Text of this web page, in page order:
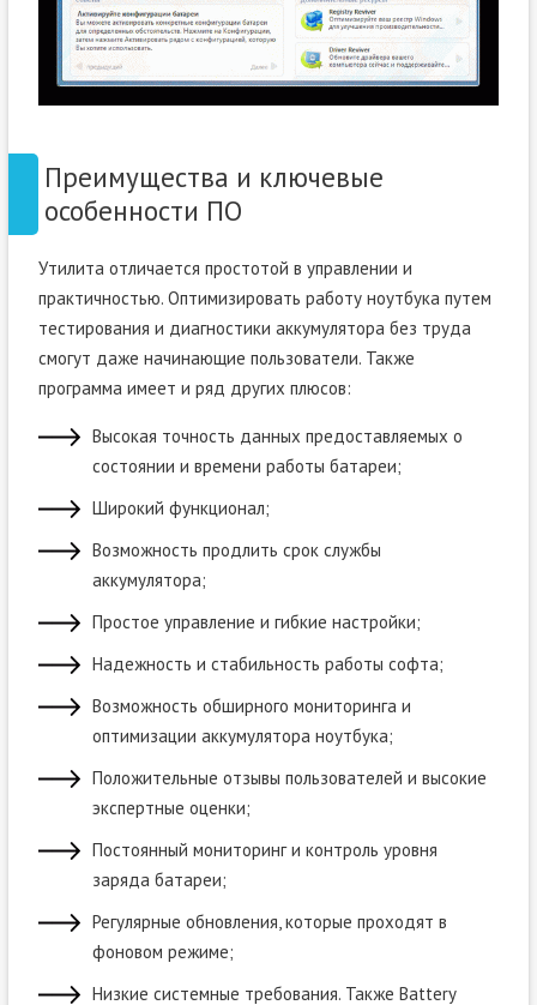
Преимущества и ключевые
особенности ПО
Утилита отличается простотой в управлении и
практичностью. Оптимизировать работу ноутбука путем
тестирования и диагностики аккумулятора без труда
смогут даже начинающие пользователи. Также
программа имеет и ряд других плюсов:
Высокая точность данных предоставляемых о
состоянии и времени работы батареи;
Широкий функционал;
Возможность продлить срок службы
аккумулятора;
Простое управление и гибкие настройки;
Надежность и стабильность работы софта;
Возможность обширного мониторинга и
оптимизации аккумулятора ноутбука;
Положительные отзывы пользователей и высокие
экспертные оценки;
Постоянный мониторинг и контроль уровня
заряда батареи;
Регулярные обновления, которые проходят в
фоновом режиме;
Низкие системные требования. Также Battery